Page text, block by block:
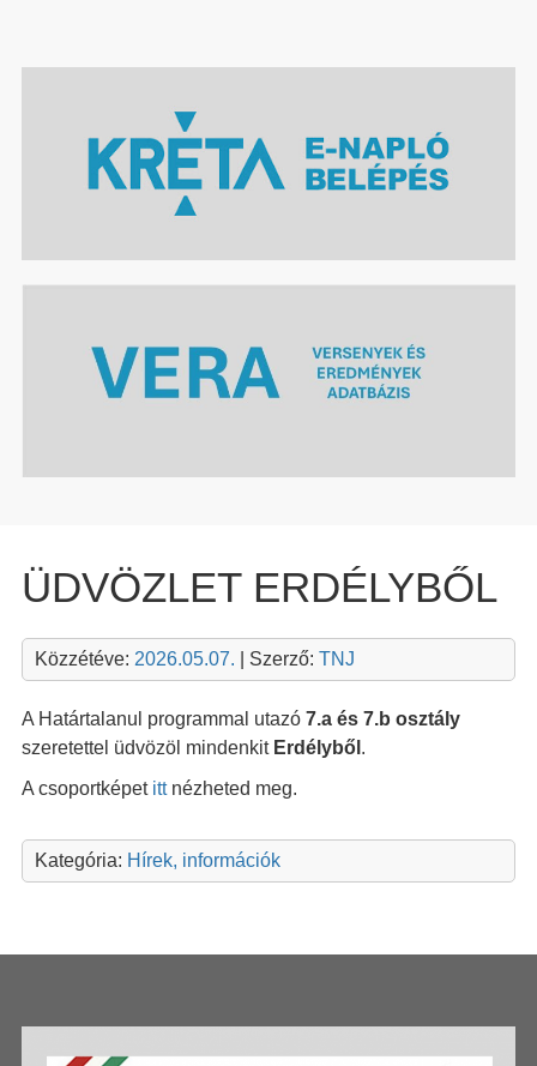
ÜDVÖZLET ERDÉLYBŐL
Közzétéve: 2026.05.07. | Szerző: TNJ
A Határtalanul programmal utazó 7.a és 7.b osztály
szeretettel üdvözöl mindenkit Erdélyből .
A csoportképet ittnézheted meg.
Kategória: Hírek, információk